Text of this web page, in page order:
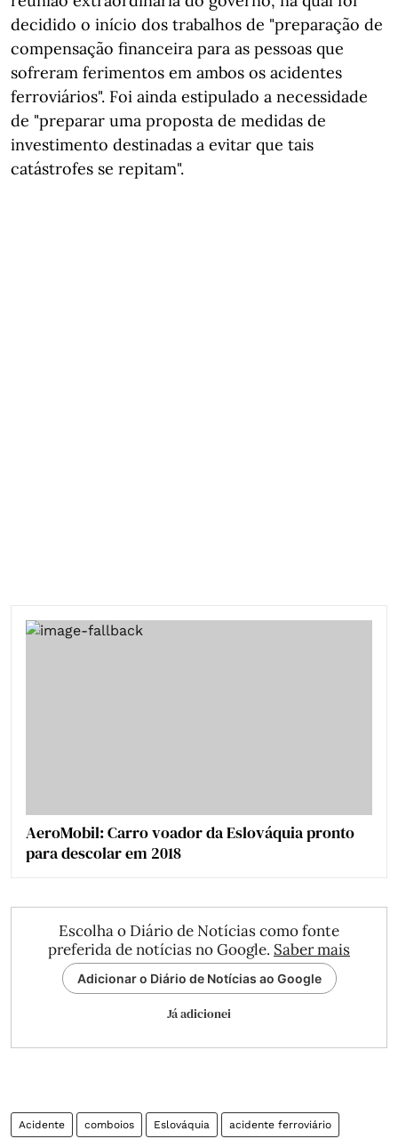
decidido o início dos trabalhos de "preparação de
compensação financeira para as pessoas que
sofreram ferimentos em ambos os acidentes
ferroviários". Foi ainda estipulado a necessidade
de "preparar uma proposta de medidas de
investimento destinadas a evitar que tais
catástrofes se repitam".
AeroMobil: Carro voador da Eslováquia pronto
para descolar em 2018
Escolha o Diário de Notícias como fonte
preferida de notícias no Google. Saber mais
Adicionar o Diário de Notícias ao Google
Já adicionei
Acidente comboios Eslováquia acidente ferroviário